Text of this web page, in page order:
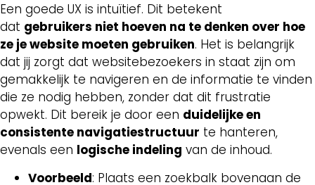
Een goede UX is intuïtief. Dit betekent
dat gebruikers niet hoeven na te denken over hoe
ze je website moeten gebruiken. Het is belangrijk
dat jij zorgt dat websitebezoekers in staat zijn om
gemakkelijk te navigeren en de informatie te vinden
die ze nodig hebben, zonder dat dit frustratie
opwekt. Dit bereik je door een duidelijke en
consistente navigatiestructuur te hanteren,
evenals een logische indeling van de inhoud.
Voorbeeld: Plaats een zoekbalk bovenaan de